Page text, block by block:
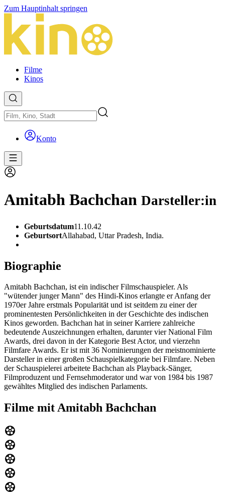
Zum Hauptinhalt springen
Filme
Kinos
Konto
Amitabh Bachchan Darsteller:in
Geburtsdatum11.10.42
GeburtsortAllahabad, Uttar Pradesh, India.
Biographie
Amitabh Bachchan, ist ein indischer Filmschauspieler. Als
"wütender junger Mann" des Hindi-Kinos erlangte er Anfang der
1970er Jahre erstmals Popularität und ist seitdem zu einer der
prominentesten Persönlichkeiten in der Geschichte des indischen
Kinos geworden. Bachchan hat in seiner Karriere zahlreiche
bedeutende Auszeichnungen erhalten, darunter vier National Film
Awards, drei davon in der Kategorie Best Actor, und vierzehn
Filmfare Awards. Er ist mit 36 Nominierungen der meistnominierte
Darsteller in einer großen Schauspielkategorie bei Filmfare. Neben
der Schauspielerei arbeitete Bachchan als Playback-Sänger,
Filmproduzent und Fernsehmoderator und war von 1984 bis 1987
gewähltes Mitglied des indischen Parlaments.
Filme mit Amitabh Bachchan